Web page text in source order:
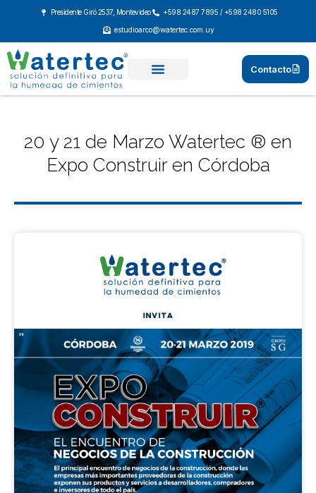
contenido
Presidente Giró 2537, Montevideo +598 2487 7895 / +598 2480 5105
estudioarco@watertec.com.uy
Contacto
20 y 21 de Marzo Watertec ® en
Expo Construir en Córdoba